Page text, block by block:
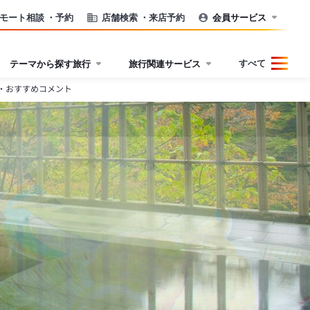
ート相談 ・予約 店舗検索 ・来店予約 会員サービス
テーマから探す旅行 旅行関連サービス すべて
おすすめコメント